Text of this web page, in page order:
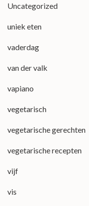
Uncategorized
uniek eten
vaderdag
van der valk
vapiano
vegetarisch
vegetarische gerechten
vegetarische recepten
vijf
vis